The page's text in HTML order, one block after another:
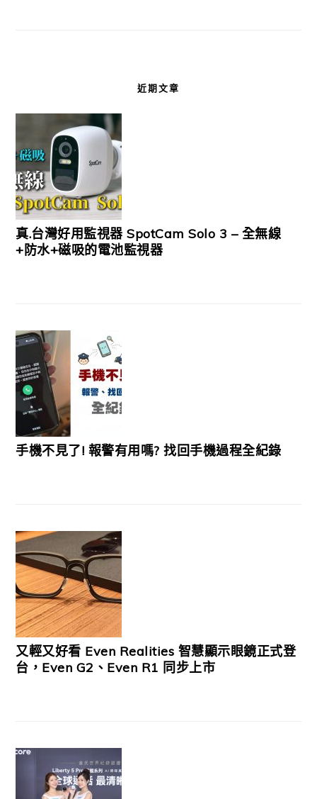
近期文章
真.台灣好用監視器 SpotCam Solo 3 – 全無線
+防水+磁吸的電池監視器
手機不見了! 報警有用嗎? 找回手機過程全紀錄
又輕又好看 Even Realities 智慧顯示眼鏡正式登
台，Even G2、Even R1 同步上市